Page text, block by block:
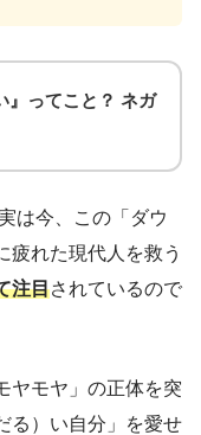
』ってこと？ ネガ
は今、この「ダウ
疲れた現代人を救う
注目されているので
ヤモヤ」の正体を突
る）い自分」を愛せ